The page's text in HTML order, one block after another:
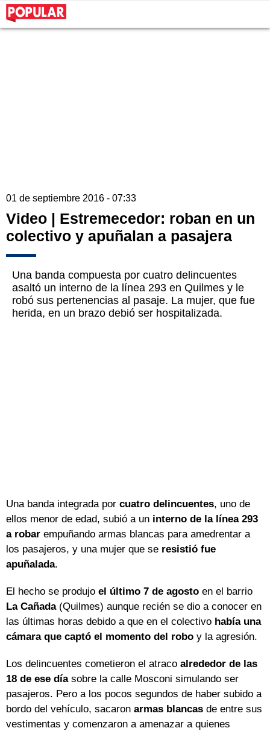
01 de septiembre 2016 - 07:33
Video | Estremecedor: roban en un
colectivo y apuñalan a pasajera
Una banda compuesta por cuatro delincuentes
asaltó un interno de la línea 293 en Quilmes y le
robó sus pertenencias al pasaje. La mujer, que fue
herida, en un brazo debió ser hospitalizada.
Una banda integrada por cuatro delincuentes, uno de
ellos menor de edad, subió a un interno de la línea 293
a robar empuñando armas blancas para amedrentar a
los pasajeros, y una mujer que se resistió fue
apuñalada.
El hecho se produjo el último 7 de agosto en el barrio
La Cañada(Quilmes) aunque recién se dio a conocer en
las últimas horas debido a que en el colectivo había una
cámara que captó el momento del robo y la agresión.
Los delincuentes cometieron el atraco alrededor de las
18 de ese díasobre la calle Mosconi simulando ser
pasajeros. Pero a los pocos segundos de haber subido a
bordo del vehículo, sacaron armas blancas de entre sus
vestimentas y comenzaron a amenazar a quienes